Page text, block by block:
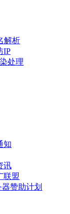
解析
IP
处理
知
讯
联盟
器赞助计划